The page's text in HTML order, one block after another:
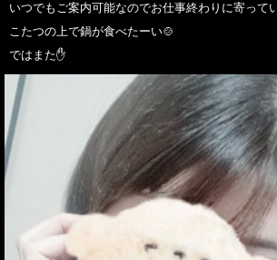
いつでもご案内可能なのでお仕事終わりに寄って
こたつの上で鍋が食べたーい🍲
ではまた✋